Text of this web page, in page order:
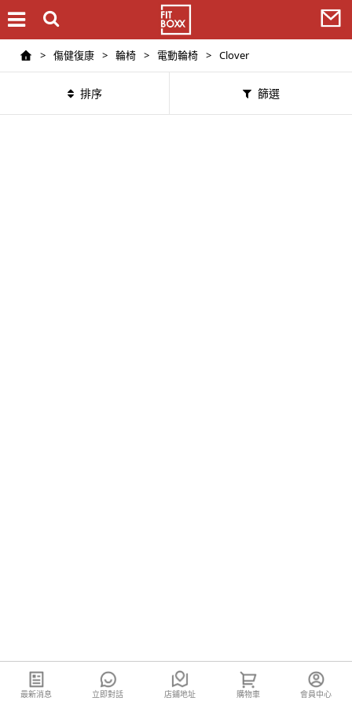
> 傷健復康 > 輪椅 > 電動輪椅 > Clover
排序 篩選
最新消息 立即對話 店鋪地址 購物車 會員中心